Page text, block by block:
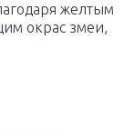
желтым
окрас змеи,